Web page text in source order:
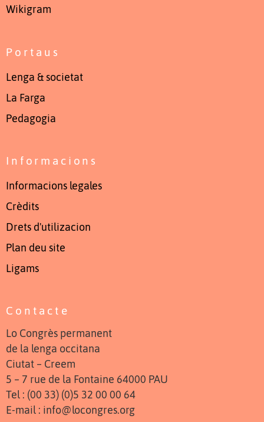
Wikigram
Portaus
Lenga & societat
La Farga
Pedagogia
Informacions
Informacions legales
Crèdits
Drets d'utilizacion
Plan deu site
Ligams
Contacte
Lo Congrès permanent
de la lenga occitana
Ciutat – Creem
5 – 7 rue de la Fontaine 64000 PAU
Tel : (00 33) (0)5 32 00 00 64
E-mail : info@locongres.org